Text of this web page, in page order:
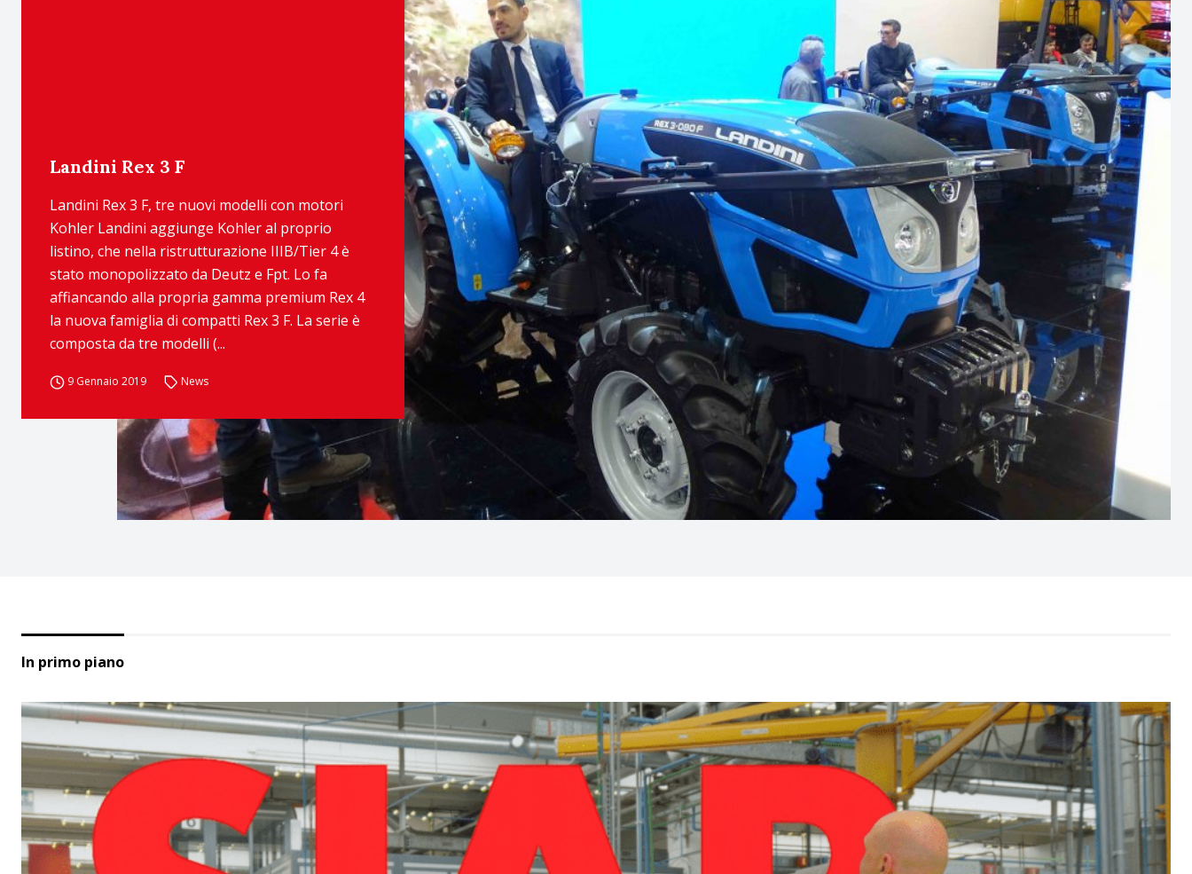
Landini Rex 3 F
Landini Rex 3 F, tre nuovi modelli con motori
Kohler Landini aggiunge Kohler al proprio
listino, che nella ristrutturazione IIIB/Tier 4 è
stato monopolizzato da Deutz e Fpt. Lo fa
affiancando alla propria gamma premium Rex 4
la nuova famiglia di compatti Rex 3 F. La serie è
composta da tre modelli (...
9 Gennaio 2019 News
In primo piano